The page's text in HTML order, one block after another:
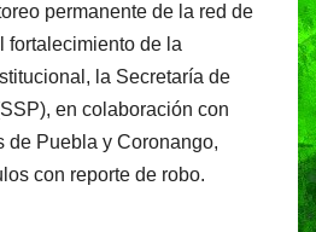
e
gr
a
m
t
permanente de la red de
fortalecimiento de la
la Secretaría de
en colaboración con
de Puebla y Coronango,
con reporte de robo.